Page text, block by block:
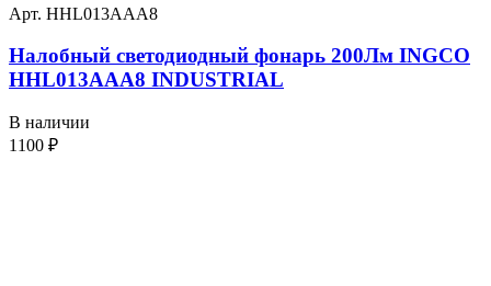
Арт. HHL013AAA8
Налобный светодиодный фонарь 200Лм INGCO
HHL013AAA8 INDUSTRIAL
В наличии
1100 ₽